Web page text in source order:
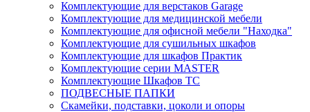
Комплектующие для верстаков Garage
Комплектующие для медицинской мебели
Комплектующие для офисной мебели "Находка"
Комплектующие для сушильных шкафов
Комплектующие для шкафов Практик
Комплектующие серии MASTER
Комплектующие Шкафов ТС
ПОДВЕСНЫЕ ПАПКИ
Скамейки, подставки, цоколи и опоры